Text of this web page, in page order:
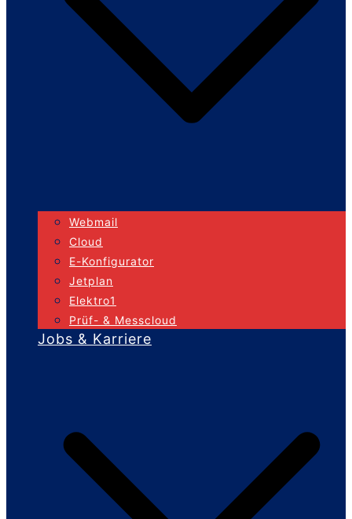
Webmail
Cloud
E-Konfigurator
Jetplan
Elektro1
Prüf- & Messcloud
Jobs & Karriere